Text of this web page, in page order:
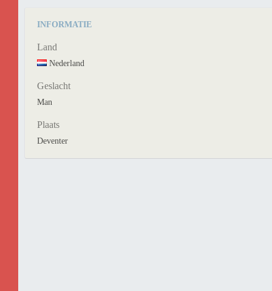
INFORMATIE
Land
Nederland
Geslacht
Man
Plaats
Deventer